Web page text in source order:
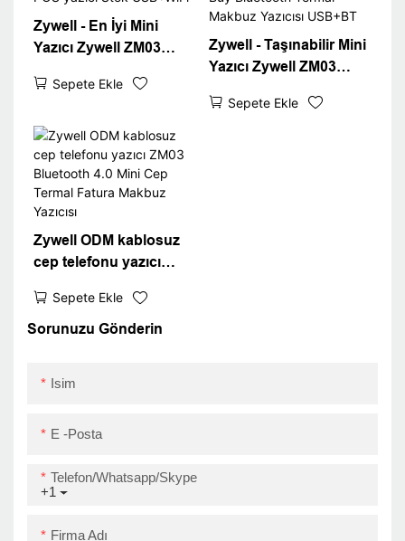
Zywell - En İyi Mini
Yazıcı Zywell ZM03
Mobil Yazıcı WiFi POS
Sepete Ekle
Zywell - Taşınabilir Mini
Yazıcı Zywell ZM03
Best Buy Bluetooth
Sepete Ekle
Zywell ODM kablosuz
cep telefonu yazıcı
Mini Cep Termal Fatura
Makbuz Yazıcısı
Sepete Ekle
Sorunuzu Gönderin
Isim
E -posta
+1
Telefon/Whatsapp/Skype
Firma Adı